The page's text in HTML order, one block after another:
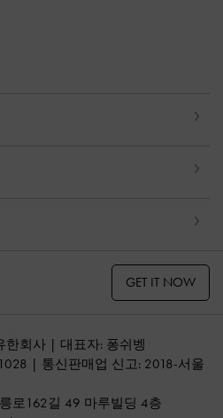
GET IT NOW
한회사 | 대표자: 퐁쉬벵
| 통신판매업 신고: 2018-서울
로162길 49 마루빌딩 4층